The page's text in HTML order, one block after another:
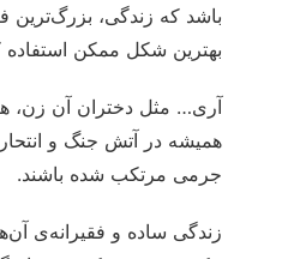
باشد که زندگی،
بهترین شکل ممکن
آری… مثل دختران آن زن،
همیشه در آتش جنگ و انتحار
جرمی مرتکب شده باشند.
زندگی ساده و فقیرانه‌ی